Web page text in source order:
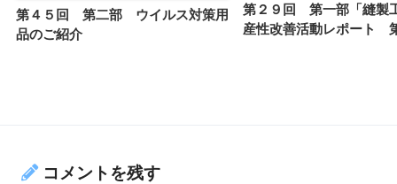
第４５回 第二部 ウイルス対策用
品のご紹介
第２９回 第一部「縫製
産性改善活動レポート
コメントを残す